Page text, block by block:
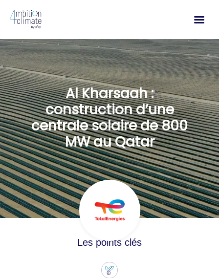
contenu
Al Kharsaah :
construction d’une
centrale solaire de 800
MW au Qatar
Les points clés